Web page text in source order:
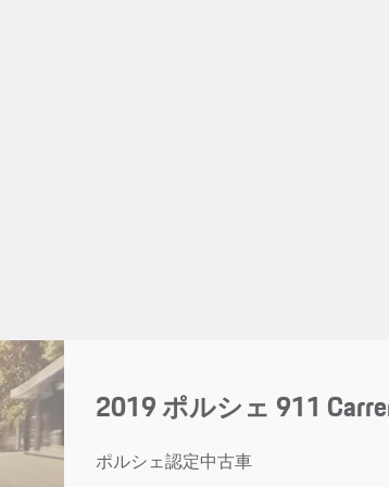
2019 ポルシェ 911
ポルシェ認定中古車